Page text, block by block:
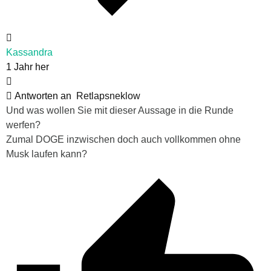
Kassandra
1 Jahr her
Antworten an
Retlapsneklow
Und was wollen Sie mit dieser Aussage in die Runde
werfen?
Zumal DOGE inzwischen doch auch vollkommen ohne
Musk laufen kann?